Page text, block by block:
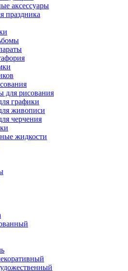
аксессуары
праздника
для рисования
графики
живописи
черчения
жидкости